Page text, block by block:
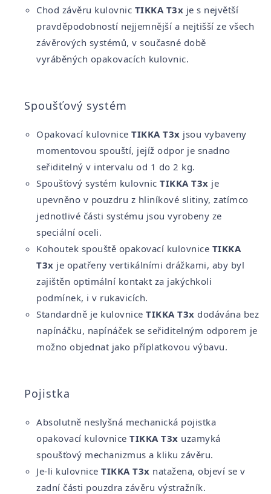
Chod závěru kulovnic TIKKA T3x je s největší
pravděpodobností nejjemnější a nejtišší ze všech
závěrových systémů, v současné době
vyráběných opakovacích kulovnic.
Spoušťový systém
Opakovací kulovnice TIKKA T3x jsou vybaveny
momentovou spouští, jejíž odpor je snadno
seřiditelný v intervalu od 1 do 2 kg.
Spoušťový systém kulovnic TIKKA T3x je
upevněno v pouzdru z hliníkové slitiny, zatímco
jednotlivé části systému jsou vyrobeny ze
speciální oceli.
Kohoutek spouště opakovací kulovnice TIKKA
T3x je opatřeny vertikálními drážkami, aby byl
zajištěn optimální kontakt za jakýchkoli
podmínek, i v rukavicích.
Standardně je kulovnice TIKKA T3x dodávána bez
napínáčku, napínáček se seřiditelným odporem je
možno objednat jako příplatkovou výbavu.
Pojistka
Absolutně neslyšná mechanická pojistka
opakovací kulovnice TIKKA T3x uzamyká
spoušťový mechanizmus a kliku závěru.
Je-li kulovnice TIKKA T3x natažena, objeví se v
zadní části pouzdra závěru výstražník.